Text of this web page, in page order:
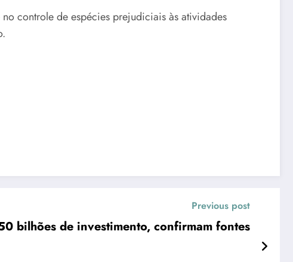
controle de espécies prejudiciais às atividades
Previous post
bilhões de investimento, confirmam fontes